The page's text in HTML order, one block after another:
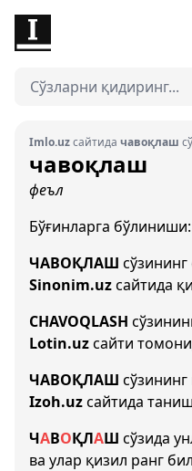
Imlo.uzсайтида чавоқлаш
чавоқлаш
феъл
Бўғинларга бўлиниши:
ЧАВОҚЛАШ
Sinonim.uzсайтида
CHAVOQLASH
Lotin.uzсайти
ЧАВОҚЛАШ
Izoh.uzсайтида
ЧАВОҚЛАШ сўзида
ва улар қизил ранг